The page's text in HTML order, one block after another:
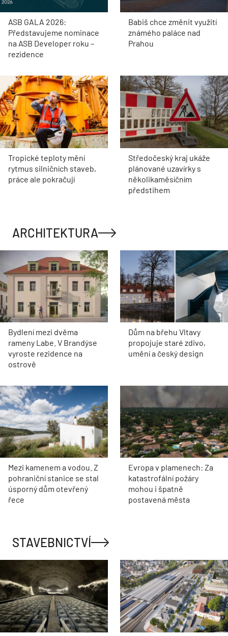
ASB GALA 2026:
Představujeme nominace
na ASB Developer roku –
rezidence
Babiš chce změnit využití
známého paláce nad
Prahou
Tropické teploty mění
rytmus silničních staveb,
práce ale pokračují
Středočeský kraj ukáže
plánované uzavírky s
několikaměsíčním
předstihem
ARCHITEKTURA
Bydlení mezi dvěma
rameny Labe. V Brandýse
vyroste rezidence na
ostrově
Dům na břehu Vltavy
propojuje staré zdivo,
umění a český design
Mezi kamenem a vodou. Z
pohraniční stanice se stal
úsporný dům otevřený
řece
Evropa v plamenech: Za
katastrofální požáry
mohou i špatně
postavená města
STAVEBNICTVÍ